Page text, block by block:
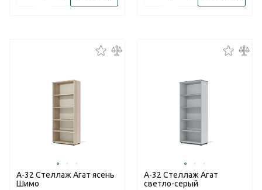
А-32 Стеллаж Агат ясень
Шимо
А-32 Стеллаж Агат
светло-серый